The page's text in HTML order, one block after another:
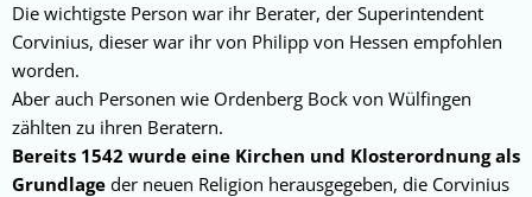
Die wichtigste Person war ihr Berater, der Superintendent
Corvinius, dieser war ihr von Philipp von Hessen empfohlen
worden.
Aber auch Personen wie Ordenberg Bock von Wülfingen
zählten zu ihren Beratern.
Bereits 1542 wurde eine Kirchen und Klosterordnung als
Grundlage der neuen Religion herausgegeben, die Corvinius